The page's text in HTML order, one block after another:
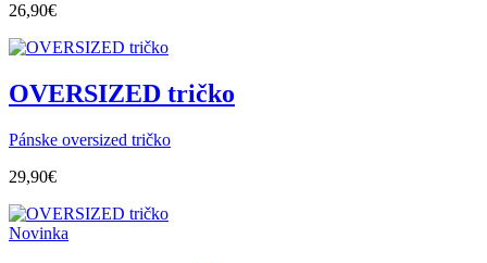
26,90€
OVERSIZED tričko
Pánske oversized tričko
29,90€
Novinka